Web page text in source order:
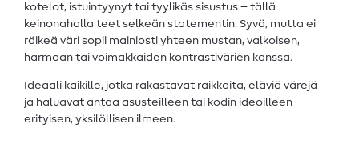
kotelot, istuintyynyt tai tyylikäs sisustus – tällä
keinonahalla teet selkeän statementin. Syvä, mutta ei
räikeä väri sopii mainiosti yhteen mustan, valkoisen,
harmaan tai voimakkaiden kontrastivärien kanssa.
Ideaali kaikille, jotka rakastavat raikkaita, eläviä värejä
ja haluavat antaa asusteilleen tai kodin ideoilleen
erityisen, yksilöllisen ilmeen.